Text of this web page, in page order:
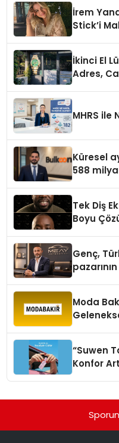
İrem
Stick’i
İkinci El
Adres,
MHRS ile
Küresel
588
Tek Diş
Boyu
Genç,
Moda
“Suwen
Konfor